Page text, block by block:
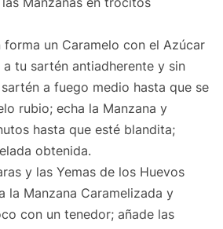
forma un Caramelo con el Azúcar
a tu sartén antiadherente y sin
a fuego medio hasta que se
rubio; echa la Manzana y
hasta que esté blandita;
obtenida.
y las Yemas de los Huevos
la Manzana Caramelizada y
con un tenedor; añade las